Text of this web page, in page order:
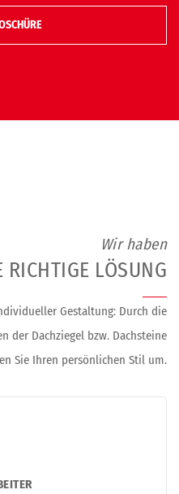
Wir haben
RICHTIGE LÖSUNG
Gestaltung: Durch die
der Dachziegel bzw. Dachsteine
Sie Ihren persönlichen Stil um.